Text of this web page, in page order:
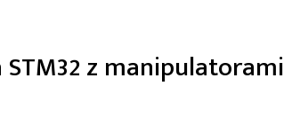
z manipulatorami